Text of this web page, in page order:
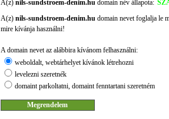
A(z) nils-sundstroem-denim.hudomain név állapota:
A(z) nils-sundstroem-denim.hudomain nevet foglalja le
mire kívánja használni!
A domain nevet az alábbira kívánom felhasználni:
weboldalt, webtárhelyet kívánok létrehozni
levelezni szeretnék
domaint parkoltatni, domaint fenntartani szeretném